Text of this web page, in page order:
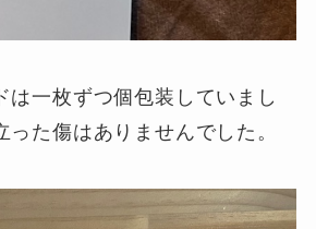
は一枚ずつ個包装していまし
った傷はありませんでした。